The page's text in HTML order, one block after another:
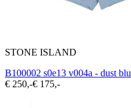
STONE ISLAND
B100002 s0e13 v004a - dust blu
€ 250,-€ 175,-